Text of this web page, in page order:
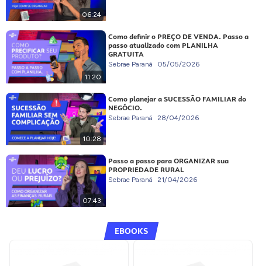
06:24
11:20
Como definir o PREÇO DE VENDA. Passo a
passo atualizado com PLANILHA
GRATUITA
Sebrae Paraná 05/05/2026
10:28
Como planejar a SUCESSÃO FAMILIAR do
NEGÓCIO.
Sebrae Paraná 28/04/2026
07:43
Passo a passo para ORGANIZAR sua
PROPRIEDADE RURAL
Sebrae Paraná 21/04/2026
EBOOKS